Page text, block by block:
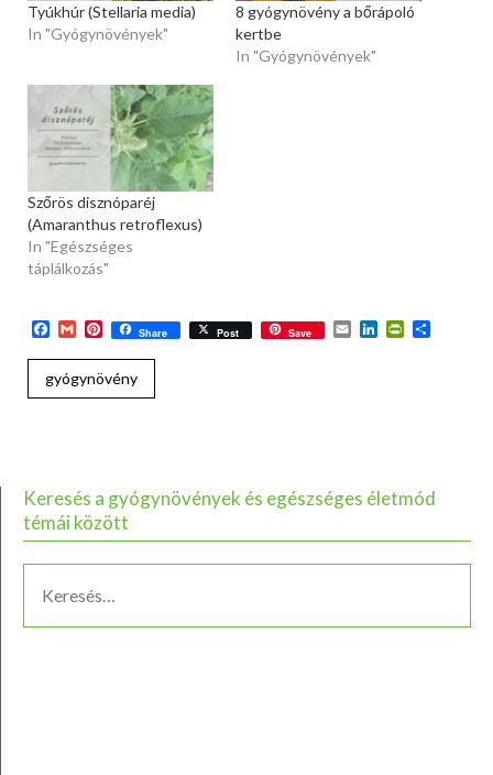
Tyúkhúr (Stellaria media)
In "Gyógynövények"
8 gyógynövény a bőrápoló
kertbe
In "Gyógynövények"
Szőrös disznóparéj
(Amaranthus retroflexus)
In "Egészséges
táplálkozás"
Facebook
GmailPinterest
Share Post Save EmailLinkedIn
gyógynövény
Keresés a gyógynövények és egészséges életmód
témái között